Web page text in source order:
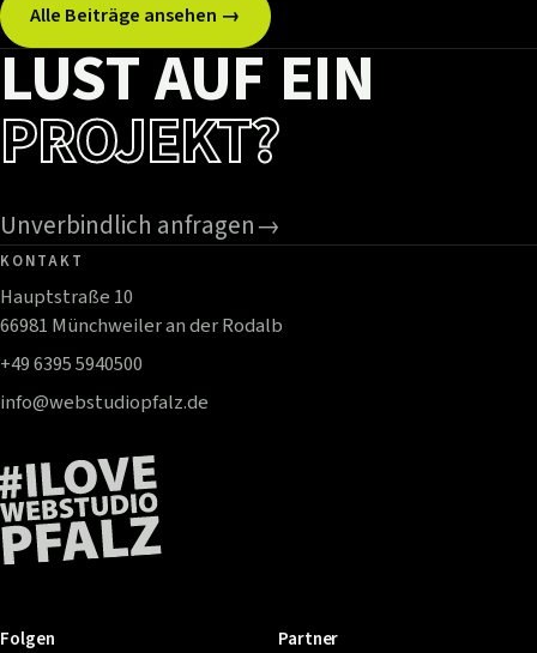
Alle Beiträge ansehen →
LUST AUF EIN
PROJEKT?
Unverbindlich anfragen→
KONTAKT
Hauptstraße 10
66981 Münchweiler an der Rodalb
+49 6395 5940500
info@webstudiopfalz.de
Folgen Partner